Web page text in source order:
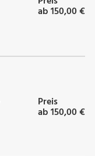
ab 150,00 €
Preis
ab 150,00 €